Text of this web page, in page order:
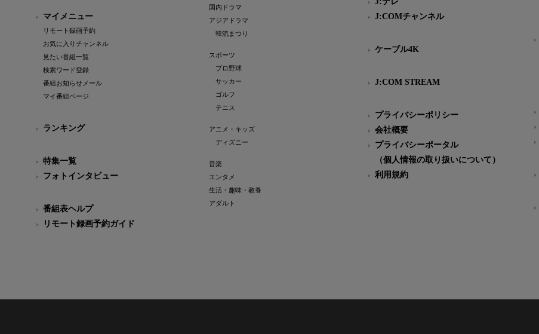
マイメニュー
リモート録画予約
お気に入りチャンネル
見たい番組一覧
検索ワード登録
番組お知らせメール
マイ番組ページ
ランキング
特集一覧
フォトインタビュー
番組表ヘルプ
リモート録画予約ガイド
国内ドラマ
アジアドラマ
韓流まつり
スポーツ
プロ野球
サッカー
ゴルフ
テニス
アニメ・キッズ
ディズニー
音楽
エンタメ
生活・趣味・教養
アダルト
J:COMチャンネル
ケーブル4K
J:COM STREAM
プライバシーポリシー
会社概要
プライバシーポータル
（個人情報の取り扱いについて）
利用規約